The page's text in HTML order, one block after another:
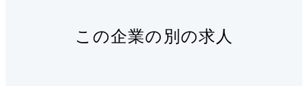
この企業の別の求人